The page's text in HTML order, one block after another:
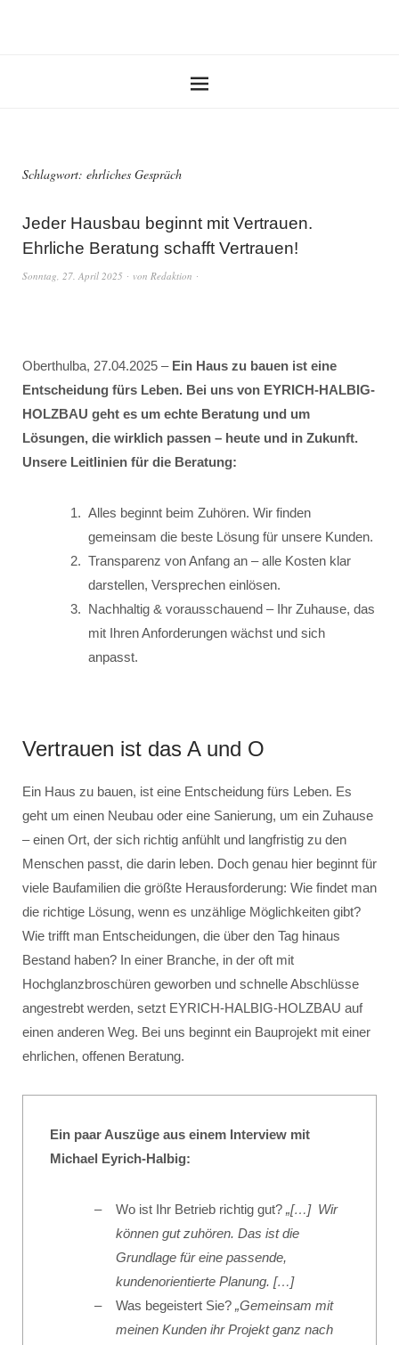
Schlagwort: ehrliches Gespräch
Jeder Hausbau beginnt mit Vertrauen.
Ehrliche Beratung schafft Vertrauen!
Sonntag, 27. April 2025 von Redaktion
Oberthulba, 27.04.2025 – Ein Haus zu bauen ist eine
Entscheidung fürs Leben. Bei uns von EYRICH-HALBIG-
HOLZBAU geht es um echte Beratung und um
Lösungen, die wirklich passen – heute und in Zukunft.
Unsere Leitlinien für die Beratung:
Alles beginnt beim Zuhören. Wir finden
gemeinsam die beste Lösung für unsere Kunden.
Transparenz von Anfang an – alle Kosten klar
darstellen, Versprechen einlösen.
Nachhaltig & vorausschauend – Ihr Zuhause, das
mit Ihren Anforderungen wächst und sich
anpasst.
Vertrauen ist das A und O
Ein Haus zu bauen, ist eine Entscheidung fürs Leben. Es
geht um einen Neubau oder eine Sanierung, um ein Zuhause
– einen Ort, der sich richtig anfühlt und langfristig zu den
Menschen passt, die darin leben. Doch genau hier beginnt für
viele Baufamilien die größte Herausforderung: Wie findet man
die richtige Lösung, wenn es unzählige Möglichkeiten gibt?
Wie trifft man Entscheidungen, die über den Tag hinaus
Bestand haben? In einer Branche, in der oft mit
Hochglanzbroschüren geworben und schnelle Abschlüsse
angestrebt werden, setzt EYRICH-HALBIG-HOLZBAU auf
einen anderen Weg. Bei uns beginnt ein Bauprojekt mit einer
ehrlichen, offenen Beratung.
Ein paar Auszüge aus einem Interview mit
Michael Eyrich-Halbig:
Wo ist Ihr Betrieb richtig gut? „[…] Wir
können gut zuhören. Das ist die
Grundlage für eine passende,
kundenorientierte Planung. […]
Was begeistert Sie? „Gemeinsam mit
meinen Kunden ihr Projekt ganz nach